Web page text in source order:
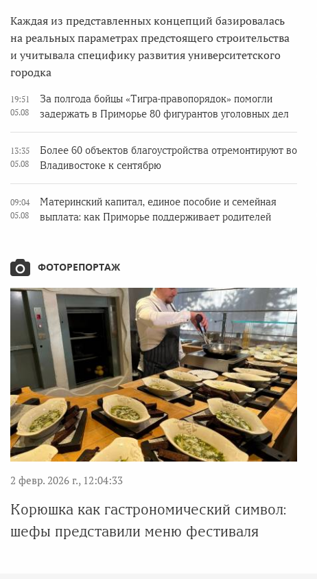
Каждая из представленных концепций базировалась
на реальных параметрах предстоящего строительства
и учитывала специфику развития университетского
городка
19:51
05.08
За полгода бойцы «Тигра-правопорядок» помогли
задержать в Приморье 80 фигурантов уголовных дел
13:35
05.08
Более 60 объектов благоустройства отремонтируют во
Владивостоке к сентябрю
09:04
05.08
Материнский капитал, единое пособие и семейная
выплата: как Приморье поддерживает родителей
ФОТОРЕПОРТАЖ
2 февр. 2026 г., 12:04:33
Корюшка как гастрономический символ:
шефы представили меню фестиваля